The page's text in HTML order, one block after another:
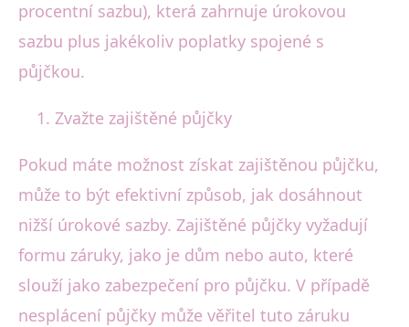
procentní sazbu), která zahrnuje úrokovou
sazbu plus jakékoliv poplatky spojené s
půjčkou.
Zvažte zajištěné půjčky
Pokud máte možnost získat zajištěnou půjčku,
může to být efektivní způsob, jak dosáhnout
nižší úrokové sazby. Zajištěné půjčky vyžadují
formu záruky, jako je dům nebo auto, které
slouží jako zabezpečení pro půjčku. V případě
nesplácení půjčky může věřitel tuto záruku